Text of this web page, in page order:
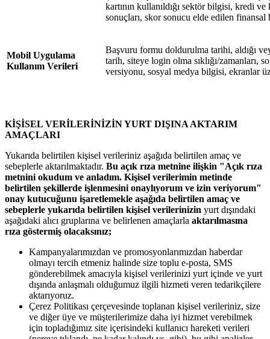
kartının kullanıldığı sektör bilgisi, kredi
sonuçları, skor sonucu elde edilen finansal
Mobil Uygulama
Kullanım Verileri
Başvuru formu doldurulma tarihi, aldığı
tarih, siteye login olma sıklığı/zamanları,
versiyonu, sosyal medya bilgisi, ekranlar
KİŞİSEL VERİLERİNİZİN YURT DIŞINA AKTARIM
AMAÇLARI
Yukarıda belirtilen kişisel verileriniz aşağıda belirtilen amaç ve
sebeplerle aktarılmaktadır. Bu açık rıza metnine ilişkin "Açık rıza
metnini okudum ve anladım. Kişisel verilerimin metinde
belirtilen şekillerde işlenmesini onaylıyorum ve izin veriyorum"
onay kutucuğunu işaretlemekle aşağıda belirtilen amaç ve
sebeplerle yukarıda belirtilen kişisel verilerinizin yurt dışındaki
aşağıdaki alıcı gruplarına ve belirlenen amaçlarla aktarılmasına
rıza göstermiş olacaksınız;
Kampanyalarımızdan ve promosyonlarımızdan haberdar
olmayı tercih etmeniz halinde size toplu e-posta, SMS
gönderebilmek amacıyla kişisel verilerinizi yurt içinde ve yurt
dışında anlaşmalı olduğumuz ilgili hizmeti veren tedarikçilere
aktarıyoruz.
Çerez Politikası çerçevesinde toplanan kişisel verileriniz, size
ve diğer üye ve müşterilerimize daha iyi hizmet verebilmek
için topladığımız site içerisindeki kullanıcı hareketi verileri